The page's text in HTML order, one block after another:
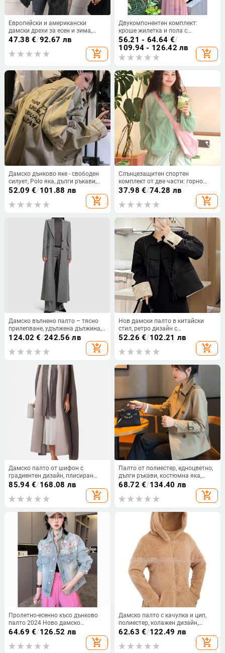
Европейски и американски
дамски дрехи за есен и зима,
нови свободни, мързеливи,
ежедневни, топли, плюшени, с
качулка, жилетка от кожа със
47.38 €/92.67 лв
add_shopping_cart
Двукомпонентен комплект:
кроше жилетка и пола с
подчертана талия и
неравномерен силует, полиестер
70–80%, летен 2024, процес:
колаж/шиване; стил: свеж и
56.21 - 64.64 €/
109.94 - 126.42 лв
add_shopping_cart
Дамско дънково яке - свободен
силует, Polo яка, дълги ръкави,
геометричен принт, 70–80%
52.09 €/101.88 лв
add_shopping_cart
Слънцезащитен спортен
комплект от две части: горно
облекло с качулка и дълги
ръкави с цип и къси панталони,
тънък полиестер, свободна
37.98 €/74.28 лв
add_shopping_cart
Дамско вълнено палто – тясно
прилепване, удължена дължина,
яка в стил костюм, едноцветен
124.02 €/242.56 лв
add_shopping_cart
Нов дамски палто в китайски
стил, ретро дизайн с
копчета‑възли, вдъхновено от
Chanel, плюс размер, късо дамско
яке за пролет-есен 2025.
52.26 €/102.21 лв
add_shopping_cart
Дамско палто от шифон с
градиентен дизайн, плисиран
ефект, свободна кройка, удължен
85.94€/168.08 лв
add_shopping_cart
Палто от полиестер, едноцветно,
дълги ръкави, костюмна яка,
стандартна дължина (50–65 см)
68.72 €/134.40 лв
add_shopping_cart
Пролетно-есенно късо дънково
палто 2024 Ново дамско
бродирано дамско облекло в
станция, европейски моден топ
64.69 €/126.52 лв
add_shopping_cart
Дамско палто с качулка и цип,
полиестер, колажен дизайн,
свободна кройка, есен 2024,
японско-корейски ежедневен
стил
62.63 €/122.49 лв
add_shopping_cart